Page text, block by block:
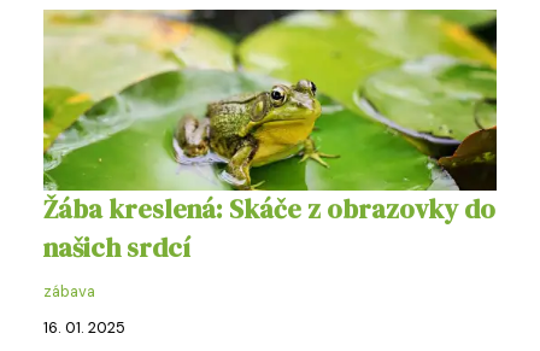
Žába kreslená: Skáče z obrazovky do
našich srdcí
zábava
16. 01. 2025